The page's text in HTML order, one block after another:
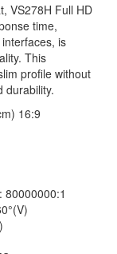
VS278H Full HD
time,
is
This
profile without
durability.
16:9
80000000:1